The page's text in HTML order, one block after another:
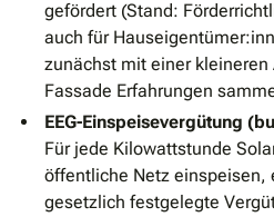
gefördert (Stand:
auch für
zunächst mit einer kleineren
Fassade Erfahrungen
EEG-Einspeisevergütung
Für jede Kilowattstunde
öffentliche Netz einspeisen,
gesetzlich festgelegte